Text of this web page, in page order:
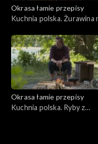
Okrasa łamie przepisy
Kuchnia polska. Żurawina
Okrasa łamie przepisy
Kuchnia polska. Ryby z